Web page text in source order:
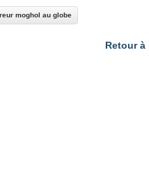
moghol au globe
Retour à